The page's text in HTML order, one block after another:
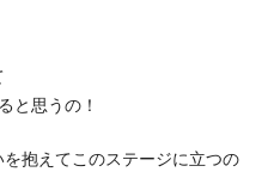
と思うの！
抱えてこのステージに立つの